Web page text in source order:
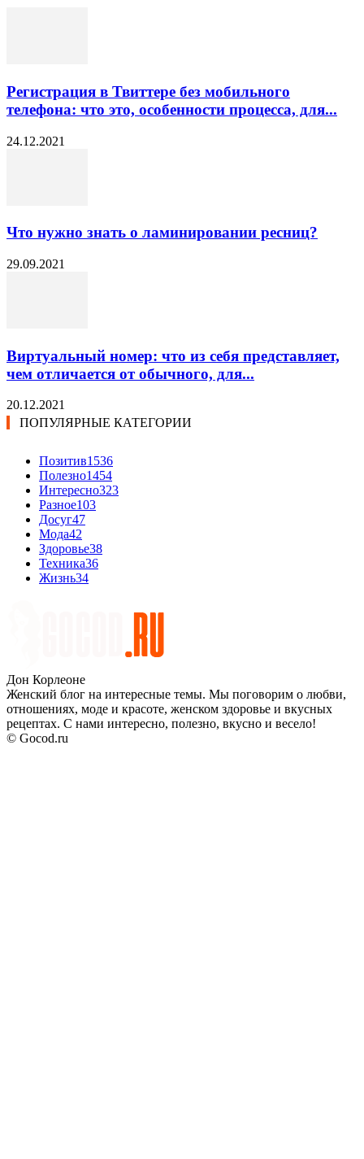
Регистрация в Твиттере без мобильного
телефона: что это, особенности процесса, для...
24.12.2021
Что нужно знать о ламинировании ресниц?
29.09.2021
Виртуальный номер: что из себя представляет,
чем отличается от обычного, для...
20.12.2021
ПОПУЛЯРНЫЕ КАТЕГОРИИ
Позитив1536
Полезно1454
Интересно323
Разное103
Досуг47
Мода42
Здоровье38
Техника36
Жизнь34
Дон Корлеоне
Женский блог на интересные темы. Мы поговорим о любви,
отношениях, моде и красоте, женском здоровье и вкусных
рецептах. С нами интересно, полезно, вкусно и весело!
© Gocod.ru